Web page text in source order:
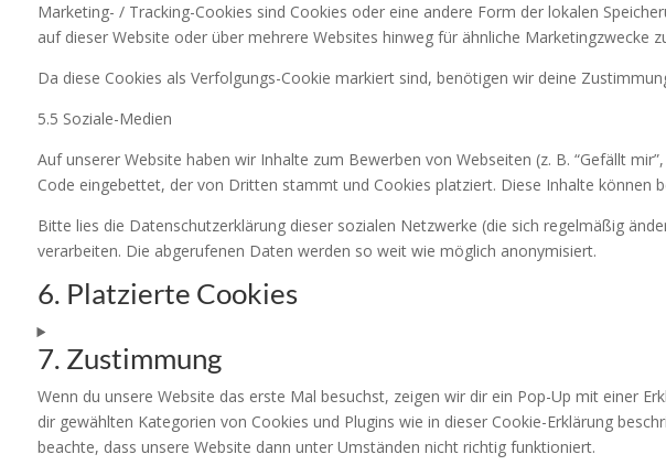
Marketing- / Tracking-Cookies sind Cookies oder eine andere Form der lokalen
auf dieser Website oder über mehrere Websites hinweg für ähnliche Marketingzwecke
Da diese Cookies als Verfolgungs-Cookie markiert sind, benötigen wir deine
5.5 Soziale-Medien
Auf unserer Website haben wir Inhalte zum Bewerben von Webseiten (z. B. “Gefällt
Code eingebettet, der von Dritten stammt und Cookies platziert. Diese Inhalte
Bitte lies die Datenschutzerklärung dieser sozialen Netzwerke (die sich regelmäßig
verarbeiten. Die abgerufenen Daten werden so weit wie möglich anonymisiert.
6. Platzierte Cookies
7. Zustimmung
Wenn du unsere Website das erste Mal besuchst, zeigen wir dir ein Pop-Up mit einer
dir gewählten Kategorien von Cookies und Plugins wie in dieser Cookie-Erklärung
beachte, dass unsere Website dann unter Umständen nicht richtig funktioniert.